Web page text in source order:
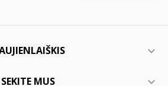

SEKITE MUS 